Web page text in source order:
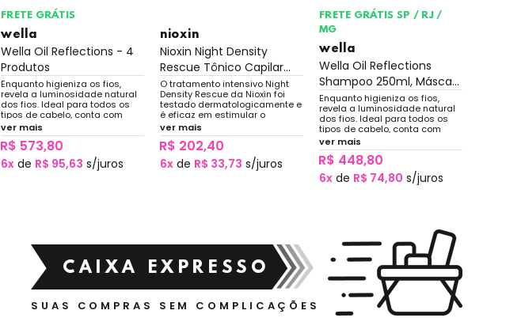
FRETE GRÁTIS
wella
Wella Oil Reflections - 4
Produtos
Enquanto higieniza os fios,
revela a luminosidade natural
dos fios. Ideal para todos os
tipos de cabelo, conta com
extrato de chá branco para
garantir brilho, além de óleos
que propiciam maciez.
ver mais
R$ 573,80
6x de R$ 95,63 s/juros
nioxin
Nioxin Night Density
Rescue Tônico Capilar...
O tratamento intensivo Night
Density Rescue da Nioxin foi
testado dermatologicamente e
é eficaz em estimular o
aumento da densidade capilar,
reduzindo a queda de cabelo
associada à oxidação da
superfície do couro cabeludo.
ver mais
R$ 202,40
6x de R$ 33,73 s/juros
FRETE GRÁTIS SP / RJ /
MG
wella
Wella Oil Reflections
Shampoo 250ml, Másca...
Enquanto higieniza os fios,
revela a luminosidade natural
dos fios. Ideal para todos os
tipos de cabelo, conta com
extrato de chá branco para
garantir brilho, além de óleos
que propiciam maciez.
ver mais
R$ 448,80
6x de R$ 74,80 s/juros
CAIXA EXPRESSO
SUAS COMPRAS SEM COMPLICAÇÕES